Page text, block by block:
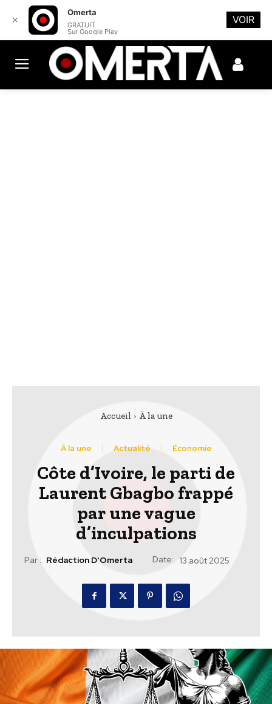
Accueil À la une
À la une Actualité Économie
Côte d’Ivoire, le parti de
Laurent Gbagbo frappé
par une vague
d’inculpations
Par : Rédaction D'Omerta Date: 13 août 2025
✕
Omerta
GRATUIT
Sur Google Play
VOIR